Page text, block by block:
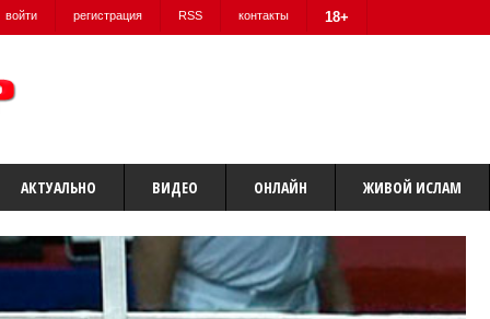
войти регистрация RSS контакты 18+
АКТУАЛЬНО ВИДЕО ОНЛАЙН ЖИВОЙ ИСЛАМ